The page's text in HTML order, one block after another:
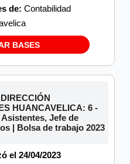
de: Contabilidad
BASES
HUANCAVELICA: 6 -
Jefe de
| Bolsa de trabajo 2023
el 24/04/2023